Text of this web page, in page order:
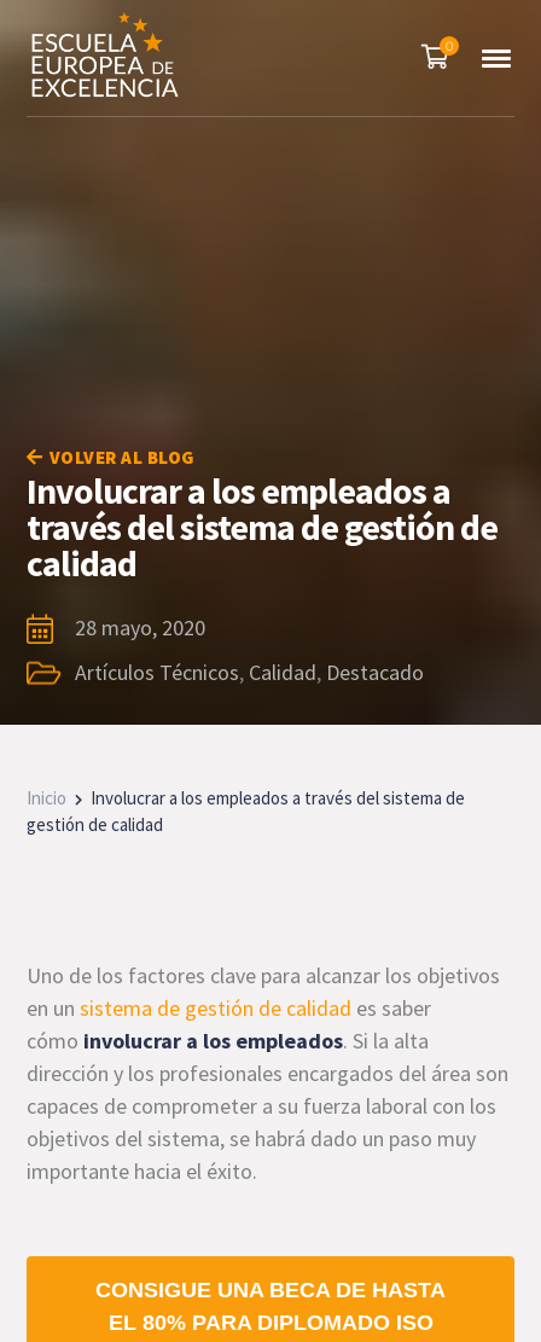
0
VOLVER AL BLOG
Involucrar a los empleados a
través del sistema de gestión de
calidad
28 mayo, 2020
Artículos Técnicos, Calidad, Destacado
Inicio
Involucrar a los empleados a través del sistema de
gestión de calidad
Uno de los factores clave para alcanzar los objetivos
en unsistema de gestión de calidad es saber
cómo involucrar a los empleados. Si la alta
dirección y los profesionales encargados del área son
capaces de comprometer a su fuerza laboral con los
objetivos del sistema, se habrá dado un paso muy
importante hacia el éxito.
CONSIGUE UNA BECA DE HASTA
EL 80% PARA DIPLOMADO ISO